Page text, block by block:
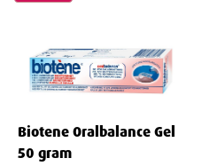
Biotene Oralbalance Gel
50 gram